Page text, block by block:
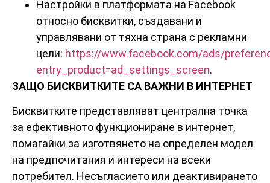
Настройки в платформата на Facebook
относно бисквитки, създавани и
управлявани от тяхна страна с рекламни
цели: https://www.facebook.com/ads/
entry_product=ad_settings_screen.
ЗАЩО БИСКВИТКИТЕ СА ВАЖНИ В ИНТЕРНЕТ
Бисквитките представляват централна точка
за ефективното функциониране в интернет,
помагайки за изготвянето на определен модел
на предпочитания и интереси на всеки
потребител. Несъгласието или деактивирането